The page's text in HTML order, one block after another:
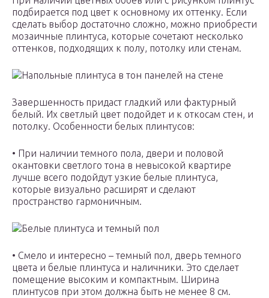
подбирается под цвет к основному их оттенку. Если
сделать выбор достаточно сложно, можно приобрести
мозаичные плинтуса, которые сочетают несколько
оттенков, подходящих к полу, потолку или стенам.
Напольные плинтуса в тон панелей на стене
Завершенность придаст гладкий или фактурный
белый. Их светлый цвет подойдет и к откосам стен, и
потолку. Особенности белых плинтусов:
• При наличии темного пола, двери и половой
окантовки светлого тона в невысокой квартире
лучше всего подойдут узкие белые плинтуса,
которые визуально расширят и сделают
пространство гармоничным.
Белые плинтуса и темный пол
• Смело и интересно – темный пол, дверь темного
цвета и белые плинтуса и наличники. Это сделает
помещение высоким и компактным. Ширина
плинтусов при этом должна быть не менее 8 см.